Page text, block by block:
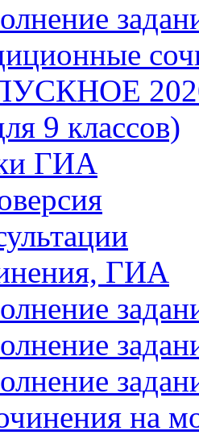
9 классов)
ГИА
ГИА
на